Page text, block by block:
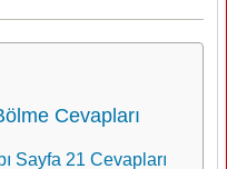
Cevapları
Sayfa 21 Cevapları